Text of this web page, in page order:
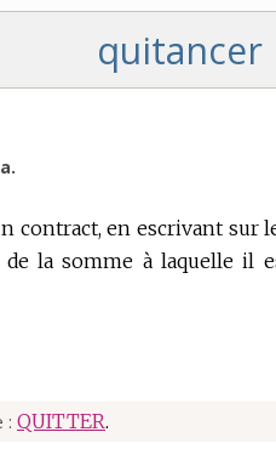
quitancer
contract, en escrivant sur
la somme à laquelle il
: QUITTER.